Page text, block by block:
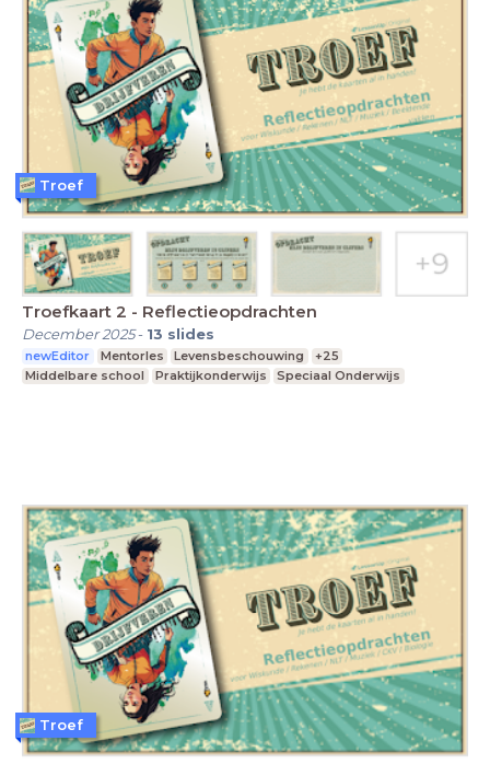
Troefkaart 2 - Reflectieopdrachten
December 2025- 13 slides
newEditor Mentorles Levensbeschouwing
+25
Middelbare school
Praktijkonderwijs Speciaal Onderwijs
Troef
Troef